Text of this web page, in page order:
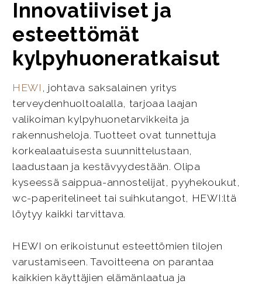
Innovatiiviset ja
esteettömät
kylpyhuoneratkaisut
HEWI , johtava saksalainen yritys
terveydenhuoltoalalla, tarjoaa laajan
valikoiman kylpyhuonetarvikkeita ja
rakennusheloja. Tuotteet ovat tunnettuja
korkealaatuisesta suunnittelustaan,
laadustaan ja kestävyydestään. Olipa
kyseessä saippua-annostelijat, pyyhekoukut,
wc-paperitelineet tai suihkutangot, HEWI:ltä
löytyy kaikki tarvittava.
HEWI on erikoistunut esteettömien tilojen
varustamiseen. Tavoitteena on parantaa
kaikkien käyttäjien elämänlaatua ja